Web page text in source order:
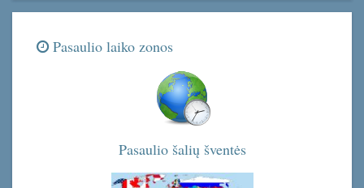
Pasaulio laiko zonos
Pasaulio šalių šventės